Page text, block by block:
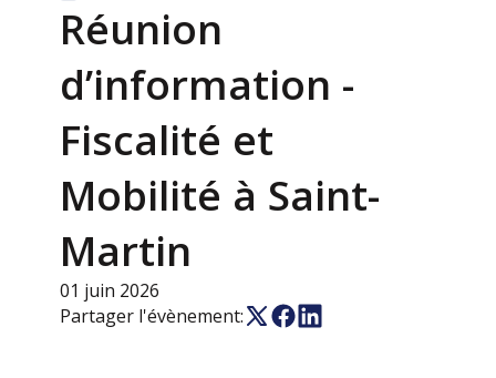
Réunion
d’information -
Fiscalité et
Mobilité à Saint-
Martin
01 juin 2026
Partager l'évènement: